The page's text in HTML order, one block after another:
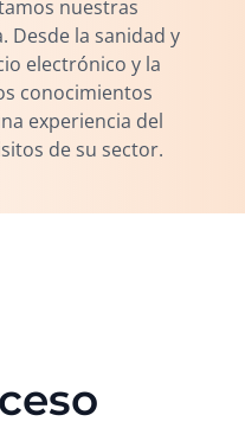
nuestras
Desde la sanidad y
electrónico y la
conocimientos
experiencia del
de su sector.